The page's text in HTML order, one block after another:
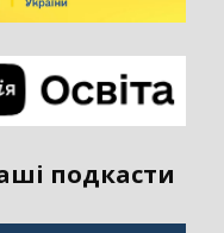
подкасти